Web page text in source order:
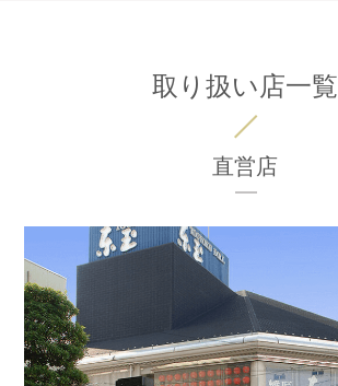
取り扱い店一覧
直営店